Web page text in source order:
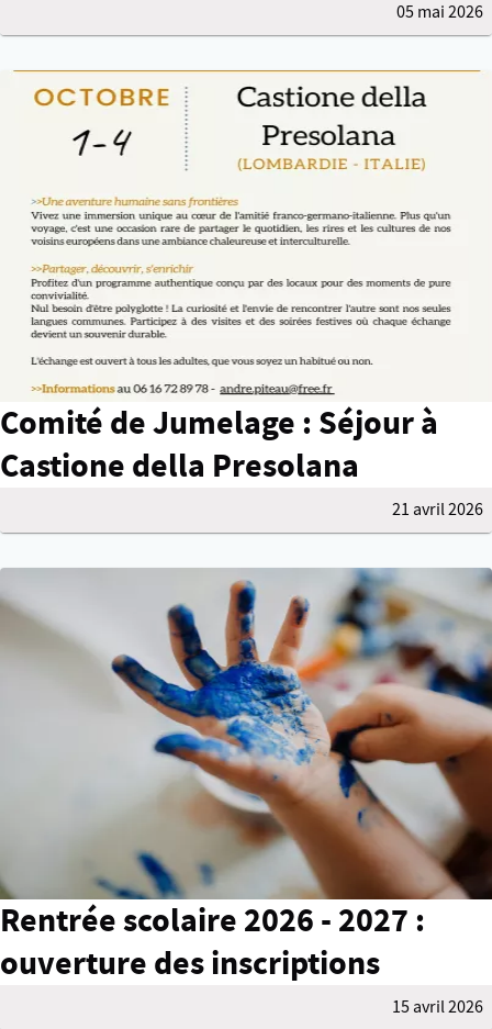
05 mai 2026
Comité de Jumelage : Séjour à
Castione della Presolana
21 avril 2026
Rentrée scolaire 2026 - 2027 :
ouverture des inscriptions
15 avril 2026